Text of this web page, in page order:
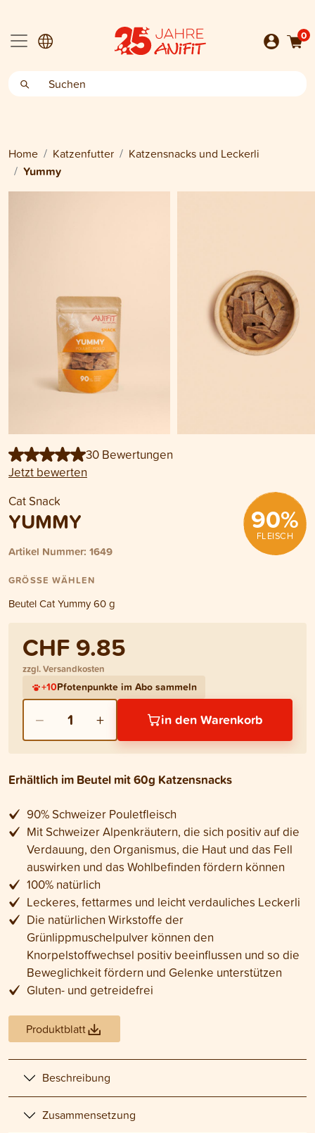
0
Home Katzenfutter Katzensnacks und Leckerli
Yummy
30 Bewertungen
Jetzt bewerten
Cat Snack
YUMMY
Artikel Nummer: 1649
90%
FLEISCH
GRÖSSE WÄHLEN
Beutel Cat Yummy 60 g
CHF 9.85
zzgl. Versandkosten
+10Pfotenpunkte im Abo sammeln
− 1 + in den Warenkorb
Erhältlich im Beutel mit 60g Katzensnacks
90% Schweizer Pouletfleisch
Mit Schweizer Alpenkräutern, die sich positiv auf die
Verdauung, den Organismus, die Haut und das Fell
auswirken und das Wohlbefinden fördern können
100% natürlich
Leckeres, fettarmes und leicht verdauliches Leckerli
Die natürlichen Wirkstoffe der
Grünlippmuschelpulver können den
Knorpelstoffwechsel positiv beeinflussen und so die
Beweglichkeit fördern und Gelenke unterstützen
Gluten- und getreidefrei
Produktblatt
Beschreibung
Zusammensetzung